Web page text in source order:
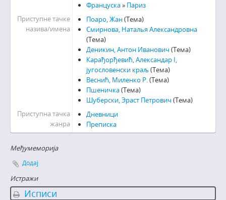
Француска» Париз
Приступне тачке
назива/имена
Поаро, Жан(Тема)
Смирнова, Наталья Александровна
(Тема)
Деникин, Антон Иванович (Тема)
Карађорђевић, Александар I,
југословенски краљ (Тема)
Веснић, Миленко Р.(Тема)
Пшеничка(Тема)
Шуберски, Эраст Петрович (Тема)
Приступна тачка
жанра
Дневници
Преписка
Међумеморија
Додај
Истражи
Исписи